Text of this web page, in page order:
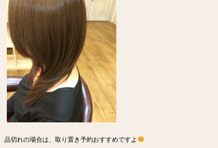
品切れの場合は、取り置き予約おすすめですよ